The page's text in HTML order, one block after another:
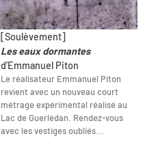
[Soulèvement]
Les eaux dormantes
d'Emmanuel Piton
Le réalisateur Emmanuel Piton
revient avec un nouveau court
métrage expérimental réalisé au
Lac de Guerlédan. Rendez-vous
avec les vestiges oubliés...